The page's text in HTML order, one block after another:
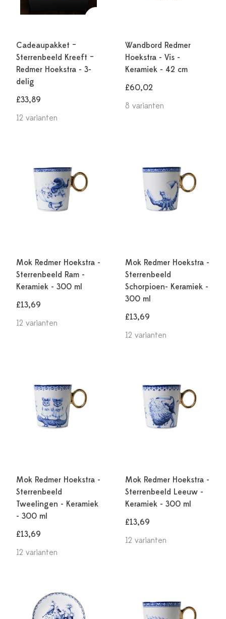
Cadeaupakket –
Sterrenbeeld Kreeft –
Redmer Hoekstra - 3-
delig
£33,89
12 varianten
Wandbord Redmer
Hoekstra - Vis -
Keramiek - 42 cm
£60,02
8 varianten
Mok Redmer Hoekstra -
Sterrenbeeld Ram -
Keramiek - 300 ml
£13,69
12 varianten
Mok Redmer Hoekstra -
Sterrenbeeld
Schorpioen- Keramiek -
300 ml
£13,69
12 varianten
Mok Redmer Hoekstra -
Sterrenbeeld
Tweelingen - Keramiek
- 300 ml
£13,69
12 varianten
Mok Redmer Hoekstra -
Sterrenbeeld Leeuw -
Keramiek - 300 ml
£13,69
12 varianten